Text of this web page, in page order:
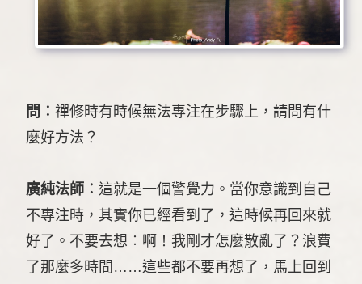
問︰ 禪修時有時候無法專注在步驟上，請問有什
麼好方法？
廣純法師︰ 這就是一個警覺力。當你意識到自己
不專注時，其實你已經看到了，這時候再回來就
好了。不要去想︰啊！我剛才怎麼散亂了？浪費
了那麼多時間……這些都不要再想了，馬上回到